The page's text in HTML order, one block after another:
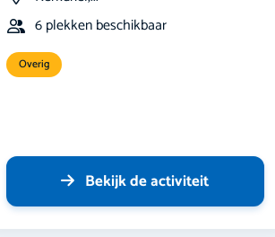
6 plekken beschikbaar
Overig
Bekijk de activiteit